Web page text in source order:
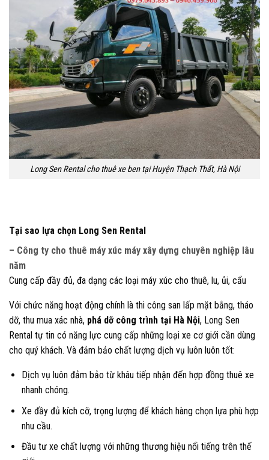
Long Sen Rental cho thuê xe ben tại Huyện Thạch Thất, Hà Nội
Tại sao lựa chọn Long Sen Rental
– Công ty cho thuê máy xúc máy xây dựng chuyên nghiệp lâu
năm
Cung cấp đầy đủ, đa dạng các loại máy xúc cho thuê, lu, ủi, cẩu
Với chức năng hoạt động chính là thi công san lấp mặt bằng, tháo
dỡ, thu mua xác nhà, phá dỡ công trình tại Hà Nội, Long Sen
Rental tự tin có năng lực cung cấp những loại xe cơ giới cần dùng
cho quý khách. Và đảm bảo chất lượng dịch vụ luôn luôn tốt:
Dịch vụ luôn đảm bảo từ khâu tiếp nhận đến hợp đồng thuê xe
nhanh chóng.
Xe đầy đủ kích cỡ, trọng lượng để khách hàng chọn lựa phù hợp
nhu cầu.
Đầu tư xe chất lượng với những thương hiệu nổi tiếng trên thế